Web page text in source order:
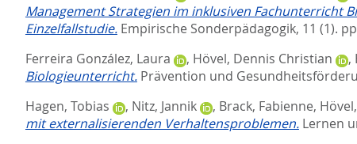
Management Strategien im inklusiven Fachunterricht
Einzelfallstudie. Empirische Sonderpädagogik, 11 (1).
Ferreira González, Laura
, Hövel, Dennis Christian ,
Biologieunterricht. Prävention und
Hagen, Tobias
, Nitz, Jannik , Brack, Fabienne,
mit externalisierenden Verhaltensproblemen. Lernen